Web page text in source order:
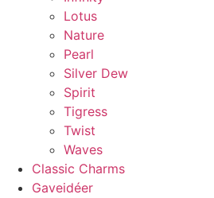
Lotus
Nature
Pearl
Silver Dew
Spirit
Tigress
Twist
Waves
Classic Charms
Gaveidéer